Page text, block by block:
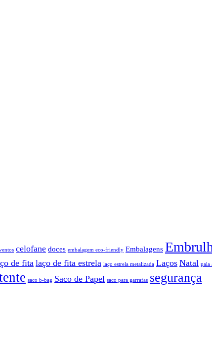
celofane doces embalagem eco-friendly Embalagens
de fita laço de fita estrela laço estrela metalizada Laços Natal pala
saco b-bag Saco de Papel saco para garrafas segurança